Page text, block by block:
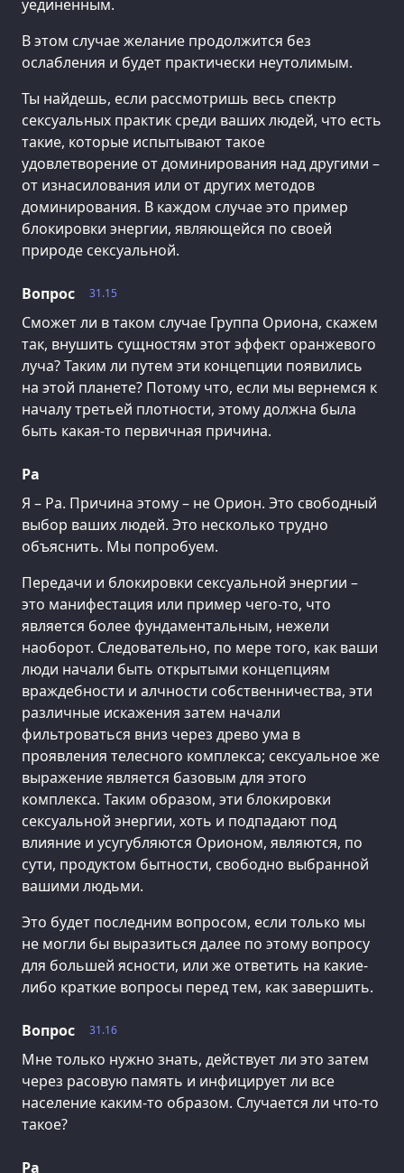
уединенным.
В этом случае желание продолжится без
ослабления и будет практически неутолимым.
Ты найдешь, если рассмотришь весь спектр
сексуальных практик среди ваших людей, что есть
такие, которые испытывают такое
удовлетворение от доминирования над другими –
от изнасилования или от других методов
доминирования. В каждом случае это пример
блокировки энергии, являющейся по своей
природе сексуальной.
31.15
Вопрос
Сможет ли в таком случае Группа Ориона, скажем
так, внушить сущностям этот эффект оранжевого
луча? Таким ли путем эти концепции появились
на этой планете? Потому что, если мы вернемся к
началу третьей плотности, этому должна была
быть какая-то первичная причина.
Ра
Я – Ра. Причина этому – не Орион. Это свободный
выбор ваших людей. Это несколько трудно
объяснить. Мы попробуем.
Передачи и блокировки сексуальной энергии –
это манифестация или пример чего-то, что
является более фундаментальным, нежели
наоборот. Следовательно, по мере того, как ваши
люди начали быть открытыми концепциям
враждебности и алчности собственничества, эти
различные искажения затем начали
фильтроваться вниз через древо ума в
проявления телесного комплекса; сексуальное же
выражение является базовым для этого
комплекса. Таким образом, эти блокировки
сексуальной энергии, хоть и подпадают под
влияние и усугубляются Орионом, являются, по
сути, продуктом бытности, свободно выбранной
вашими людьми.
Это будет последним вопросом, если только мы
не могли бы выразиться далее по этому вопросу
для большей ясности, или же ответить на какие-
либо краткие вопросы перед тем, как завершить.
31.16
Вопрос
Мне только нужно знать, действует ли это затем
через расовую память и инфицирует ли все
население каким-то образом. Случается ли что-то
такое?
Ра